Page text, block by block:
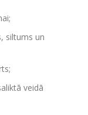
siltums un
veidā